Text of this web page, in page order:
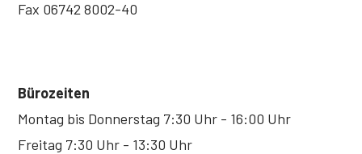
Fax 06742 8002-40
Bürozeiten
Montag bis Donnerstag 7:30 Uhr - 16:00 Uhr
Freitag 7:30 Uhr - 13:30 Uhr